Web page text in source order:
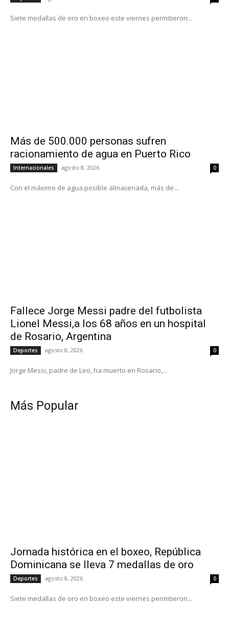
Siete medallas de oro en boxeo este viernes permitieron...
Más de 500.000 personas sufren
racionamiento de agua en Puerto Rico
Internacionales agosto 8, 2026 0
Con el máximo de agua posible almacenada, más de...
Fallece Jorge Messi padre del futbolista
Lionel Messi,a los 68 años en un hospital
de Rosario, Argentina
Deportes agosto 8, 2026 0
Jorge Messi, padre de Leo, ha muerto en Rosario,...
Más Popular
Jornada histórica en el boxeo, República
Dominicana se lleva 7 medallas de oro
Deportes agosto 8, 2026 0
Siete medallas de oro en boxeo este viernes permitieron...